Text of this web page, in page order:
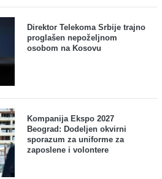
Direktor Telekoma Srbije trajno
proglašen nepoželjnom
osobom na Kosovu
Kompanija Ekspo 2027
Beograd: Dodeljen okvirni
sporazum za uniforme za
zaposlene i volontere